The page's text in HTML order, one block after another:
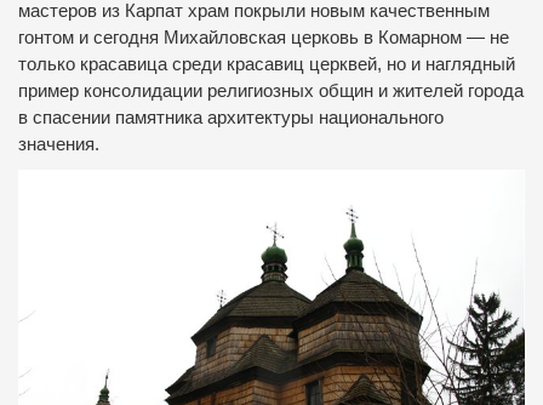
мастеров из Карпат храм покрыли новым качественным
гонтом и сегодня Михайловская церковь в Комарном — не
только красавица среди красавиц церквей, но и наглядный
пример консолидации религиозных общин и жителей города
в спасении памятника архитектуры национального
значения.